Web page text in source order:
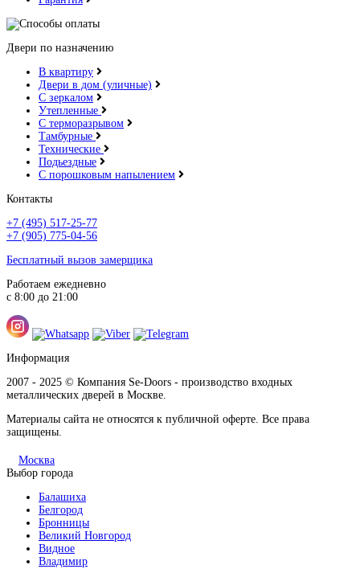
Двери по назначению
В квартиру
Двери в дом (уличные)
С зеркалом
Утепленные
С терморазрывом
Тамбурные
Технические
Подьездные
С порошковым напылением
Контакты
+7 (495) 517-25-77
+7 (905) 775-04-56
Бесплатный вызов замерщика
Работаем ежедневно
с 8:00 до 21:00
Информация
2007 - 2025 © Компания Se-Doors - производство входных
металлических дверей в Москве.
Материалы сайта не относятся к публичной оферте. Все права
защищены.
Москва
Выбор города
Балашиха
Белгород
Бронницы
Великий Новгород
Видное
Владимир